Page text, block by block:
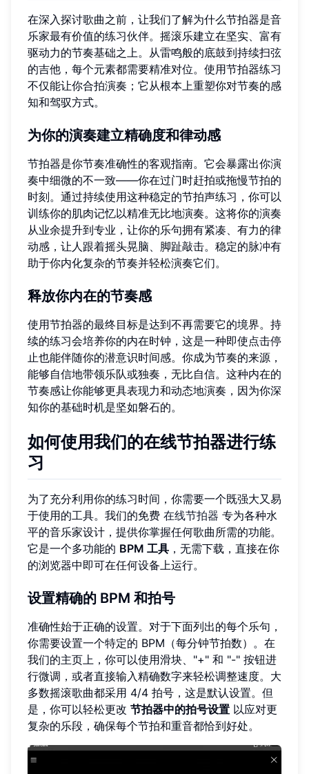
在深入探讨歌曲之前，让我们了解为什么节拍器是音
乐家最有价值的练习伙伴。摇滚乐建立在坚实、富有
驱动力的节奏基础之上。从雷鸣般的底鼓到持续扫弦
的吉他，每个元素都需要精准对位。使用节拍器练习
不仅能让你合拍演奏；它从根本上重塑你对节奏的感
知和驾驭方式。
为你的演奏建立精确度和律动感
节拍器是你节奏准确性的客观指南。它会暴露出你演
奏中细微的不一致——你在过门时赶拍或拖慢节拍的
时刻。通过持续使用这种稳定的节拍声练习，你可以
训练你的肌肉记忆以精准无比地演奏。这将你的演奏
从业余提升到专业，让你的乐句拥有紧凑、有力的律
动感，让人跟着摇头晃脑、脚趾敲击。稳定的脉冲有
助于你内化复杂的节奏并轻松演奏它们。
释放你内在的节奏感
使用节拍器的最终目标是达到不再需要它的境界。持
续的练习会培养你的内在时钟，这是一种即使点击停
止也能伴随你的潜意识时间感。你成为节奏的来源，
能够自信地带领乐队或独奏，无比自信。这种内在的
节奏感让你能够更具表现力和动态地演奏，因为你深
知你的基础时机是坚如磐石的。
如何使用我们的在线节拍器进行练
习
为了充分利用你的练习时间，你需要一个既强大又易
于使用的工具。我们的免费 在线节拍器 专为各种水
平的音乐家设计，提供你掌握任何歌曲所需的功能。
它是一个多功能的 BPM 工具 ，无需下载，直接在你
的浏览器中即可在任何设备上运行。
设置精确的 BPM 和拍号
准确性始于正确的设置。对于下面列出的每个乐句，
你需要设置一个特定的 BPM（每分钟节拍数）。在
我们的主页上，你可以使用滑块、"+" 和 "-" 按钮进
行微调，或者直接输入精确数字来轻松调整速度。大
多数摇滚歌曲都采用 4/4 拍号，这是默认设置。但
是，你可以轻松更改 节拍器中的拍号设置 以应对更
复杂的乐段，确保每个节拍和重音都恰到好处。